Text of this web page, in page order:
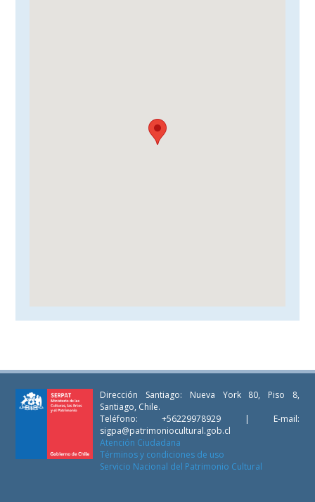
Dirección Santiago: Nueva York 80, Piso 8,
Santiago, Chile.
Teléfono: +56229978929 | E-mail:
sigpa@patrimoniocultural.gob.cl
Atención Ciudadana
Términos y condiciones de uso
Servicio Nacional del Patrimonio Cultural